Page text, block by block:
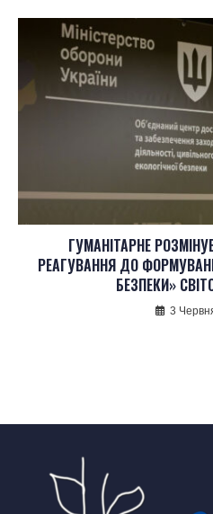
ГУМАНІТАРНЕ
РЕАГУВАННЯ ДО
БЕЗПЕКИ»
3